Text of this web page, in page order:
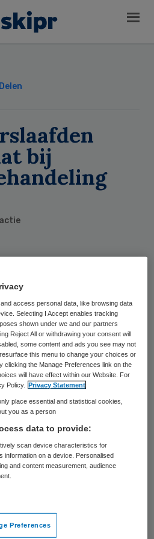
Delen
bij
van hun
baas willen worden
resultaten met een
Dat wijst
van de
Nijmegen en
Tactus uit.
dat 68 procent van
verantwoord drinken
access personal data, like browsing data
Selecting I Accept enables tracking
shown under we and our partners
Reject All or withdrawing your consent will
some content and ads you see may not
this menu to change your choices or
clicking the Manage Preferences link on the
will have effect within our Website. For
Policy.
Privacy Statement
place essential and statistical cookies,
you as a person
data to provide:
scan device characteristics for
information on a device. Personalised
and content measurement, audience
Preferences